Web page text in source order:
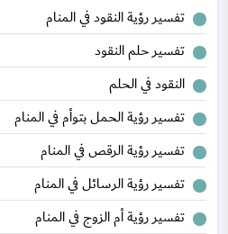
تفسير رؤية النقود في المنام
تفسير حلم النقود
النقود في الحلم
تفسير رؤية الحمل بتوأم في المنام
تفسير رؤية الرقص في المنام
تفسير رؤية الرسائل في المنام
تفسير رؤية أم الزوج في المنام